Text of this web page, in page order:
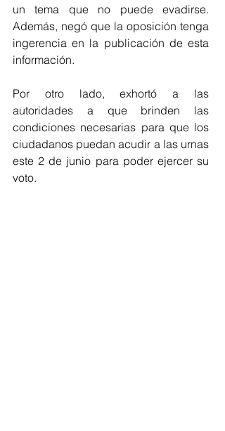
un tema que no puede evadirse.
Además, negó que la oposición tenga
ingerencia en la publicación de esta
información.
Por otro lado, exhortó a las
autoridades a que brinden las
condiciones necesarias para que los
ciudadanos puedan acudir a las urnas
este 2 de junio para poder ejercer su
voto.